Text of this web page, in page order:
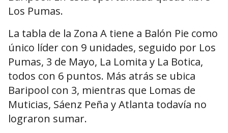
Los Pumas.
La tabla de la Zona A tiene a Balón Pie como
único líder con 9 unidades, seguido por Los
Pumas, 3 de Mayo, La Lomita y La Botica,
todos con 6 puntos. Más atrás se ubica
Baripool con 3, mientras que Lomas de
Muticias, Sáenz Peña y Atlanta todavía no
lograron sumar.